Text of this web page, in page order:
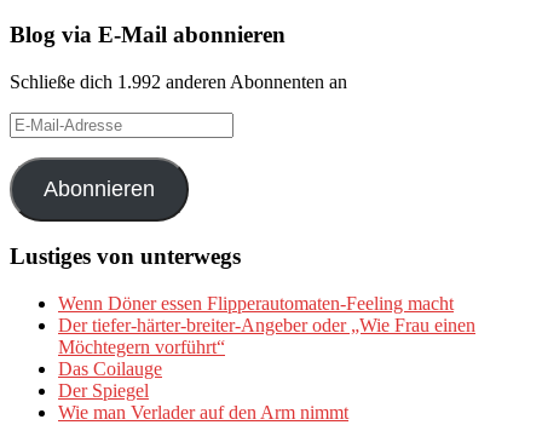
Blog via E-Mail abonnieren
Schließe dich 1.992 anderen Abonnenten an
E-
Mail-
Adresse
Abonnieren
Lustiges von unterwegs
Wenn Döner essen Flipperautomaten-Feeling macht
Der tiefer-härter-breiter-Angeber oder „Wie Frau einen
Möchtegern vorführt“
Das Coilauge
Der Spiegel
Wie man Verlader auf den Arm nimmt